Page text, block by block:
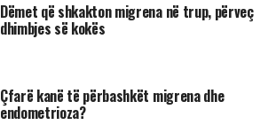
Dëmet që shkakton migrena në trup, përveç
dhimbjes së kokës
Çfarë kanë të përbashkët migrena dhe
endometrioza?